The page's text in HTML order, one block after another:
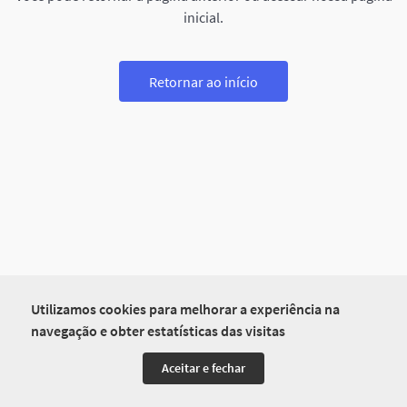
Utilizamos cookies para melhorar a experiência na
navegação e obter estatísticas das visitas
Aceitar e fechar
inicial.
Retornar ao início